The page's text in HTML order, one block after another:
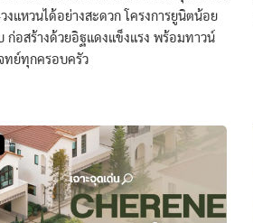
งแหวนได้อย่างสะดวก โครงการยูนิตน้อย
ก่อสร้างด้วยอิฐแดงแข็งแรง พร้อมทาวน์
ทย์ทุกครอบครัว